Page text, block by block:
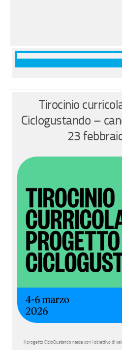
Tirocinio
Ciclogustando –
23
Il progetto CicloGustando nasce con l’obiettivo di